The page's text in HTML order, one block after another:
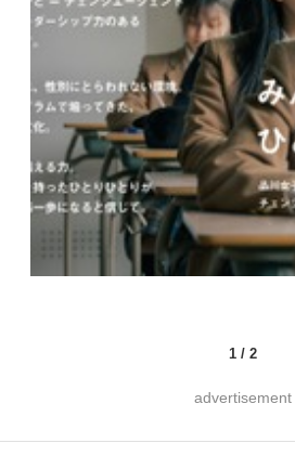
1 / 2
advertisement